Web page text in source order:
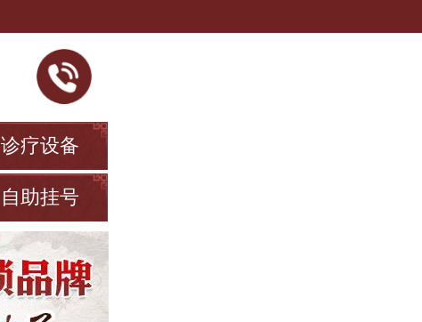
诊疗设备
自助挂号